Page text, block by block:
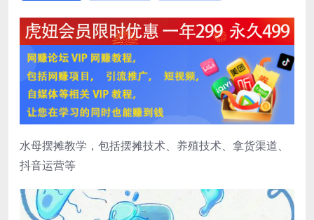
水母摆摊教学，包括摆摊技术、养殖技术、拿货渠道、
抖音运营等